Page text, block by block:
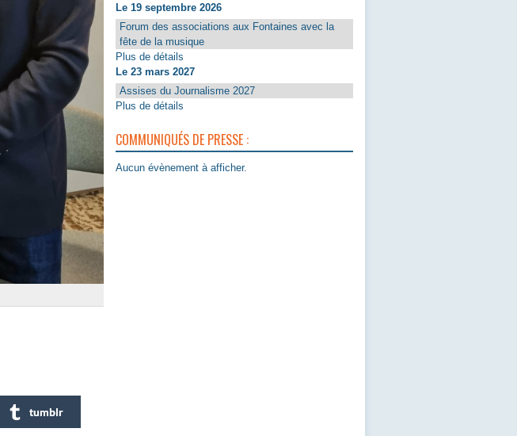
tumblr
Le 19 septembre 2026
Forum des associations aux Fontaines avec la
fête de la musique
Plus de détails
Le 23 mars 2027
Assises du Journalisme 2027
Plus de détails
COMMUNIQUÉS DE PRESSE :
Aucun évènement à afficher.